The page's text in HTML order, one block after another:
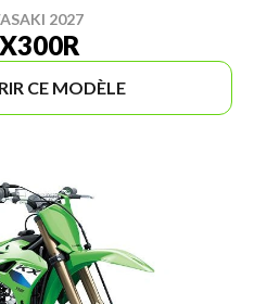
2027
CE MODÈLE